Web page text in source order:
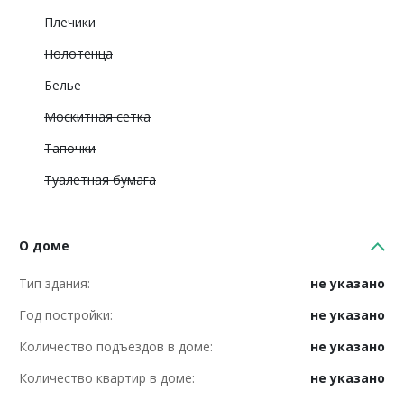
Плечики
Полотенца
Белье
Москитная сетка
Тапочки
Туалетная бумага
О доме
Тип здания:
не указано
Год постройки:
не указано
Количество подъездов в доме:
не указано
Количество квартир в доме:
не указано